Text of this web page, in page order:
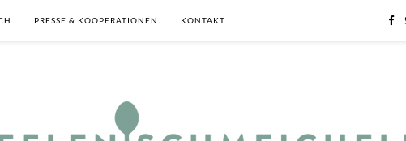
PRESSE & KOOPERATIONEN KONTAKT